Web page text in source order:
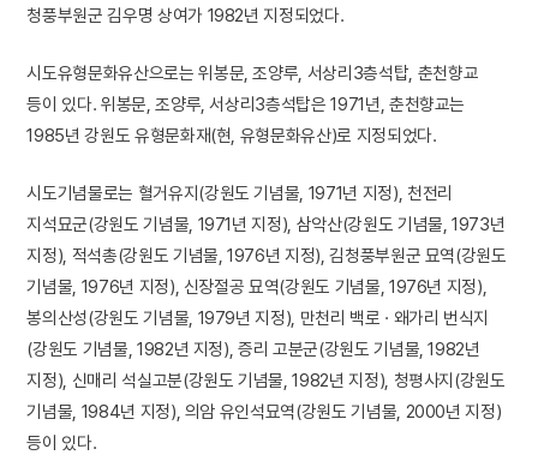
청풍부원군 김우명 상여가 1982년 지정되었다.
시도유형문화유산으로는 위봉문, 조양루, 서상리3층석탑, 춘천향교
등이 있다. 위봉문, 조양루, 서상리3층석탑은 1971년, 춘천향교는
1985년 강원도 유형문화재(현, 유형문화유산)로 지정되었다.
시도기념물로는 혈거유지(강원도 기념물, 1971년 지정), 천전리
지석묘군(강원도 기념물, 1971년 지정), 삼악산(강원도 기념물, 1973년
지정), 적석총(강원도 기념물, 1976년 지정), 김청풍부원군 묘역(강원도
기념물, 1976년 지정), 신장절공 묘역(강원도 기념물, 1976년 지정),
봉의산성(강원도 기념물, 1979년 지정), 만천리 백로 · 왜가리 번식지
(강원도 기념물, 1982년 지정), 증리 고분군(강원도 기념물, 1982년
지정), 신매리 석실고분(강원도 기념물, 1982년 지정), 청평사지(강원도
기념물, 1984년 지정), 의암 유인석묘역(강원도 기념물, 2000년 지정)
등이 있다.